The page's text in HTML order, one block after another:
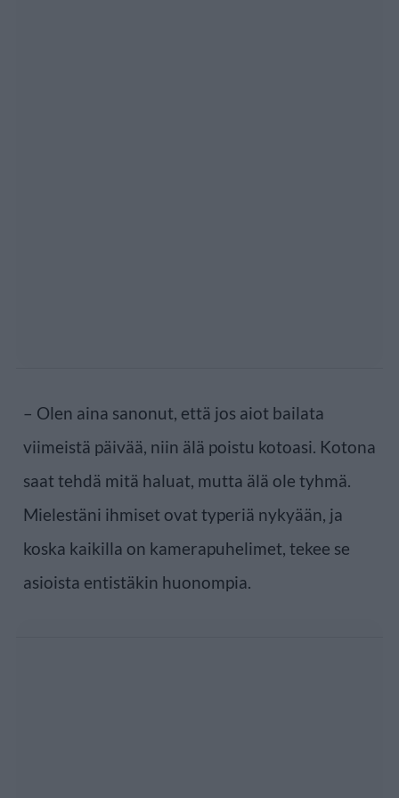
– Olen aina sanonut, että jos aiot bailata
viimeistä päivää, niin älä poistu kotoasi. Kotona
saat tehdä mitä haluat, mutta älä ole tyhmä.
Mielestäni ihmiset ovat typeriä nykyään, ja
koska kaikilla on kamerapuhelimet, tekee se
asioista entistäkin huonompia.